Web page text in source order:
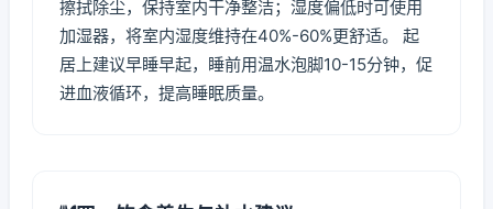
擦拭除尘，保持室内干净整洁；湿度偏低时可使用
加湿器，将室内湿度维持在40%-60%更舒适。 起
居上建议早睡早起，睡前用温水泡脚10-15分钟，促
进血液循环，提高睡眠质量。